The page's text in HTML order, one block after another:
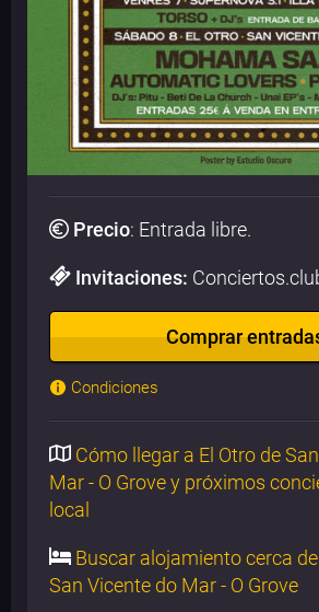
Precio: Entrada libre.
Invitaciones:
Comprar
Condiciones
Cómo llegar a El Otro de
Mar - O Grove y próximos
local
Buscar alojamiento cerca
San Vicente do Mar - O Grove